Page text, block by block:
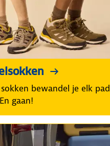
bewandel je elk pad
gaan!